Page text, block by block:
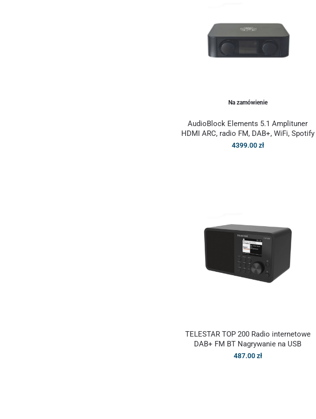
Na zamówienie
AudioBlock Elements 5.1 Amplituner
HDMI ARC, radio FM, DAB+, WiFi, Spotify
4399.00zł
TELESTAR TOP 200 Radio internetowe
DAB+ FM BT Nagrywanie na USB
487.00zł